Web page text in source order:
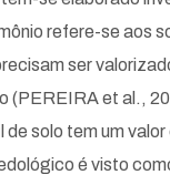
refere-se aos
ser
et al.,
de solo tem um
é visto